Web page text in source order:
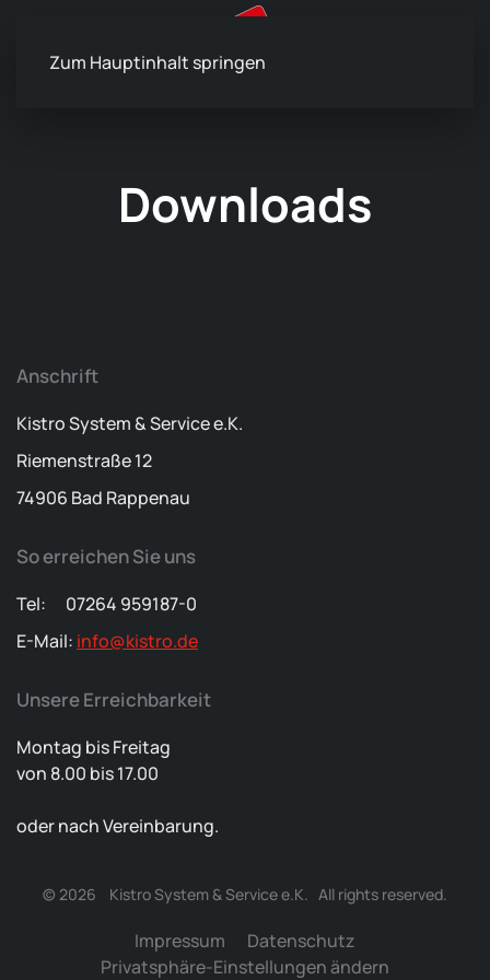
Zum Hauptinhalt springen
Downloads
Anschrift
Kistro System & Service e.K.
Riemenstraße 12
74906 Bad Rappenau
So erreichen Sie uns
Tel: 07264 959187-0
E-Mail: info@kistro.de
Unsere Erreichbarkeit
Montag bis Freitag
von 8.00 bis 17.00
oder nach Vereinbarung.
© 2026 Kistro System & Service e.K. All rights reserved.
Impressum
Datenschutz
Privatsphäre-Einstellungen ändern